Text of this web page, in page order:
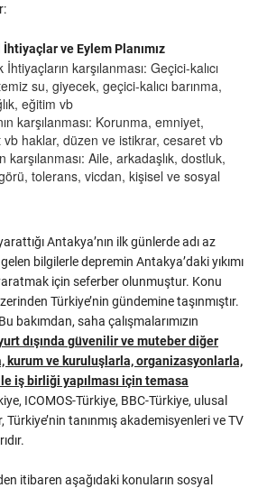
ve Eylem Planımız
karşılanması: Geçici-kalıcı
su, giyecek, geçici-kalıcı barınma,
eğitim vb
karşılanması: Korunma, emniyet,
vb haklar, düzen ve istikrar, cesaret vb
karşılanması: Aile, arkadaşlık, dostluk,
tolerans, vicdan, kişisel ve sosyal
Antakya’nın ilk günlerde adı az
bilgilerle depremin Antakya’daki yıkımı
için seferber olunmuştur. Konu
Türkiye’nin gündemine taşınmıştır.
bakımdan, saha çalışmalarımızın
dışında güvenilir ve muteber diğer
kurum ve kuruluşlarla, organizasyonlarla,
iş birliği yapılması için temasa
ICOMOS-Türkiye, BBC-Türkiye, ulusal
Türkiye’nin tanınmış akademisyenleri ve TV
itibaren aşağıdaki konuların sosyal